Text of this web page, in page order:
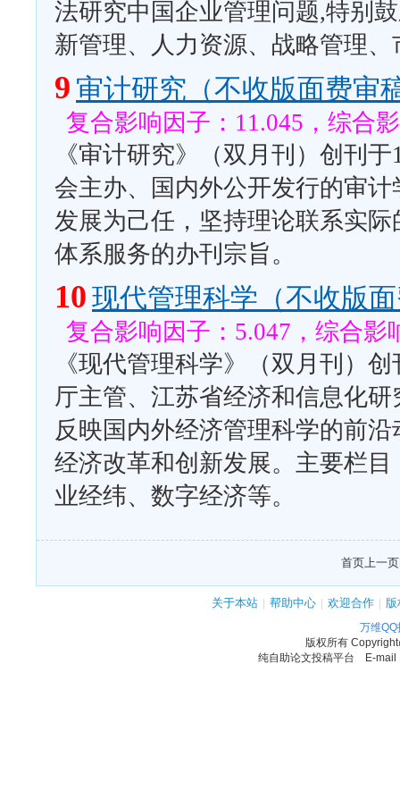
法研究中国企业管理问题,特别
新管理、人力资源、战略管理
9 审计研究（不收版面费审
复合影响因子：11.045，综合
《审计研究》（双月刊）创刊
会主办、国内外公开发行的审
发展为己任，坚持理论联系实
体系服务的办刊宗旨。
10 现代管理科学（不收版
复合影响因子：5.047，综合影
《现代管理科学》（双月刊）
厅主管、江苏省经济和信息化
反映国内外经济管理科学的前
经济改革和创新发展。主要栏
业经纬、数字经济等。
首页上一页
关于本站 | 帮助中心 | 欢迎合作 |
万维
版权所有
纯自助论文投稿平台 E-mail